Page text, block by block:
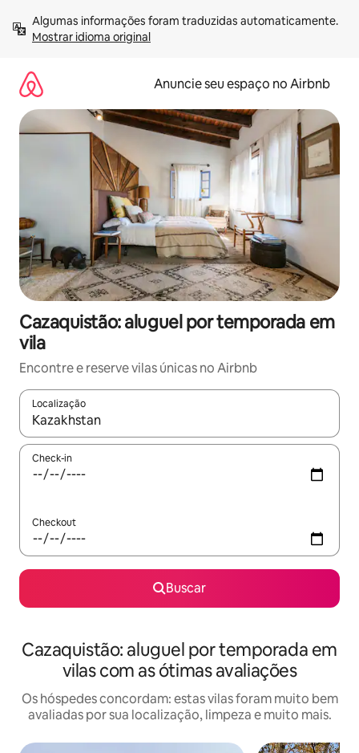
para
Mostrar idioma original
Anuncie seu espaço no Airbnb
Cazaquistão: aluguel por temporada em
vila
Encontre e reserve vilas únicas no Airbnb
Localização
Quando os resultados estiverem disponíveis, explore-os
Check-in
Checkout
Buscar
Cazaquistão: aluguel por temporada em
vilas com as ótimas avaliações
Os hóspedes concordam: estas vilas foram muito bem
avaliadas por sua localização, limpeza e muito mais.